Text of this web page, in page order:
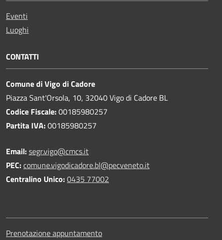
Eventi
Luoghi
CONTATTI
Comune di Vigo di Cadore
Piazza Sant'Orsola, 10, 32040 Vigo di Cadore BL
Codice Fiscale:00185980257
Partita IVA:00185980257
Email:segr.vigo@cmcs.it
PEC:comune.vigodicadore.bl@pecveneto.it
Centralino Unico:0435 77002
Prenotazione appuntamento